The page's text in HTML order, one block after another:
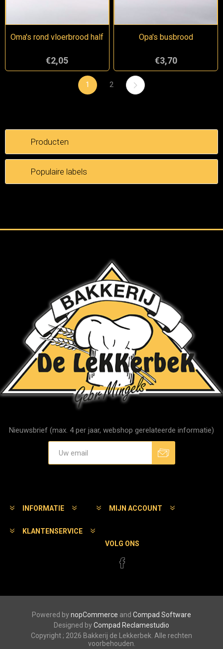
Oma's rond vloerbrood half
€2,05
Opa's busbrood
€3,70
1 2
Producten
Populaire labels
Nieuwsbrief (max. 4 per jaar, webshop gerelateerde informatie)
INFORMATIE MIJN ACCOUNT
KLANTENSERVICE
VOLG ONS
Powered bynopCommerce and Compad Software
Designed byCompad Reclamestudio
Copyright ; 2026 Bakkerij de Lekkerbek. Alle rechten
voorbehouden.